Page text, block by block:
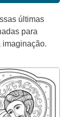
últimas
para
imaginação.